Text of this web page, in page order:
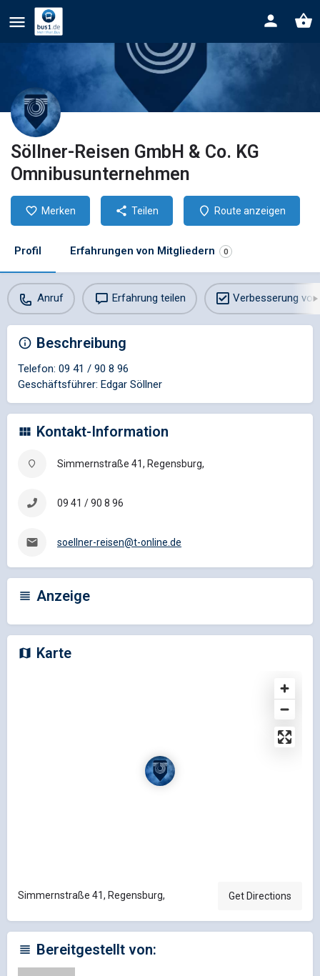
Söllner-Reisen GmbH & Co. KG
Omnibusunternehmen
Merken Teilen Route anzeigen
Profil Erfahrungen von Mitgliedern 0
Anruf Erfahrung teilen Verbesserung
Beschreibung
Telefon: 09 41 / 90 8 96
Geschäftsführer: Edgar Söllner
Kontakt-Information
Simmernstraße 41, Regensburg,
09 41 / 90 8 96
soellner-reisen@t-online.de
Anzeige
Karte
Simmernstraße 41, Regensburg, Get Directions
Bereitgestellt von: